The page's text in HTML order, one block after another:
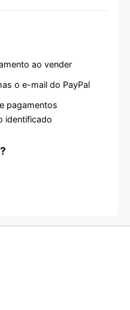
ao vender
o e-mail do PayPal
pagamentos
identificado